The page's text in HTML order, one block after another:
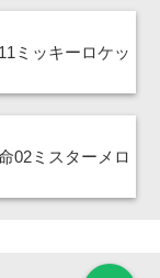
ミッキーロケッ
02ミスターメロ